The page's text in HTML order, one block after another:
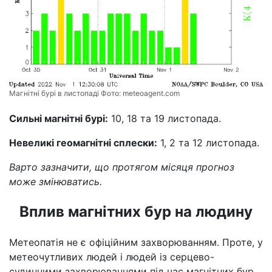
Магнітні бурі в листопаді Фото: meteoagent.com
Сильні магнітні бурі: 10, 18 та 19 листопада.
Невеликі геомагнітні сплески: 1, 2 та 12 листопада.
Варто зазначити, що протягом місяця прогноз
може змінюватись.
Вплив магнітних бур на людину
Метеопатія не є офіційним захворюванням. Проте, у
метеочутливих людей і людей із серцево-